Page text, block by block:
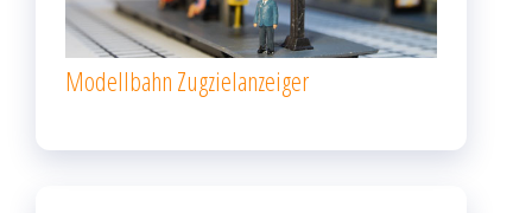
Modellbahn Zugzielanzeiger